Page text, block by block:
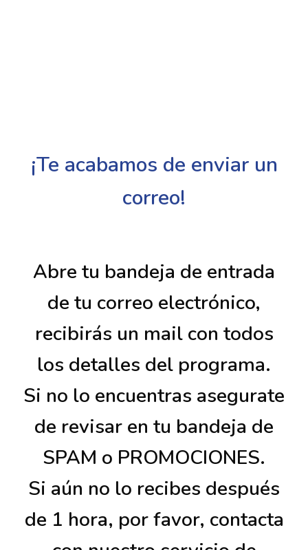
¡Te acabamos de enviar un
correo!
Abre tu bandeja de entrada
de tu correo electrónico,
recibirás un mail con todos
los detalles del programa.
Si no lo encuentras asegurate
de revisar en tu bandeja de
SPAM o PROMOCIONES.
Si aún no lo recibes después
de 1 hora, por favor, contacta